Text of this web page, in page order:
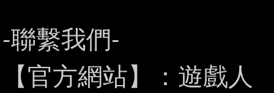
-聯繫我們-
【官方網站】： 遊戲人